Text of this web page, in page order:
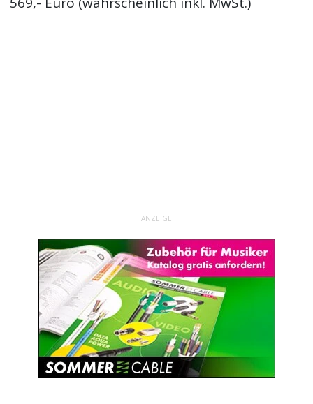
ANZEIGE